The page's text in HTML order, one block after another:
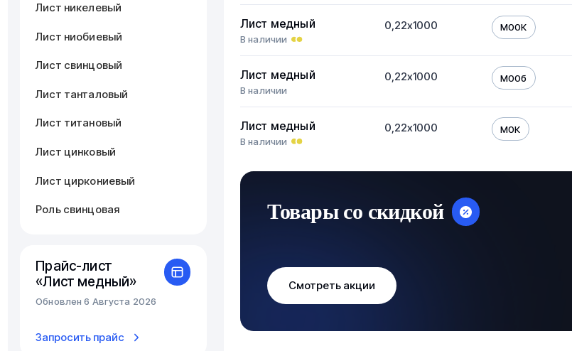
Лист никелевый
Лист ниобиевый
Лист свинцовый
Лист танталовый
Лист титановый
Лист цинковый
Лист циркониевый
Роль свинцовая
Прайс-лист
«Лист медный»
Обновлен 6 Августа 2026
Запросить прайс
Лист медный
В наличии
0,22х1000 М00К
Лист медный
В наличии
0,22х1000 М00б
Лист медный
В наличии
0,22х1000 М0К
Товары со скидкой
Смотреть акции